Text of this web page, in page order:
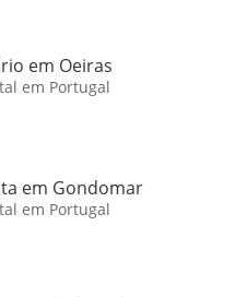
em Oeiras
em Portugal
em Gondomar
em Portugal